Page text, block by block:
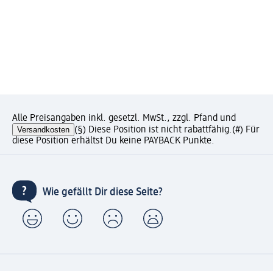
Alle Preisangaben inkl. gesetzl. MwSt., zzgl. Pfand und
Versandkosten (§) Diese Position ist nicht rabattfähig.(#) Für
diese Position erhältst Du keine PAYBACK Punkte.
Wie gefällt Dir diese Seite?